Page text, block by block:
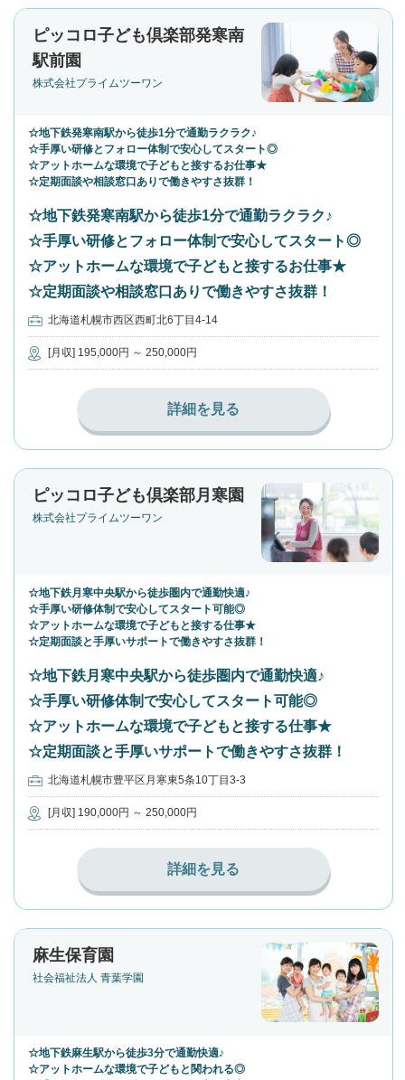
ピッコロ子ども倶楽部発寒南
駅前園
株式会社プライムツーワン
☆地下鉄発寒南駅から徒歩1分で通勤ラクラク♪
☆手厚い研修とフォロー体制で安心してスタート◎
☆アットホームな環境で子どもと接するお仕事★
☆定期面談や相談窓口ありで働きやすさ抜群！
☆地下鉄発寒南駅から徒歩1分で通勤ラクラク♪
☆手厚い研修とフォロー体制で安心してスタート◎
☆アットホームな環境で子どもと接するお仕事★
☆定期面談や相談窓口ありで働きやすさ抜群！
北海道札幌市西区西町北6丁目4-14
[月収] 195,000円 ～ 250,000円
詳細を見る
ピッコロ子ども倶楽部月寒園
株式会社プライムツーワン
☆地下鉄月寒中央駅から徒歩圏内で通勤快適♪
☆手厚い研修体制で安心してスタート可能◎
☆アットホームな環境で子どもと接する仕事★
☆定期面談と手厚いサポートで働きやすさ抜群！
☆地下鉄月寒中央駅から徒歩圏内で通勤快適♪
☆手厚い研修体制で安心してスタート可能◎
☆アットホームな環境で子どもと接する仕事★
☆定期面談と手厚いサポートで働きやすさ抜群！
北海道札幌市豊平区月寒東5条10丁目3-3
[月収] 190,000円 ～ 250,000円
詳細を見る
麻生保育園
社会福祉法人 青葉学園
☆地下鉄麻生駅から徒歩3分で通勤快適♪
☆アットホームな環境で子どもと関われる◎